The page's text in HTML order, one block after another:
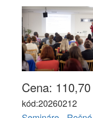
Cena:
kód:20260212